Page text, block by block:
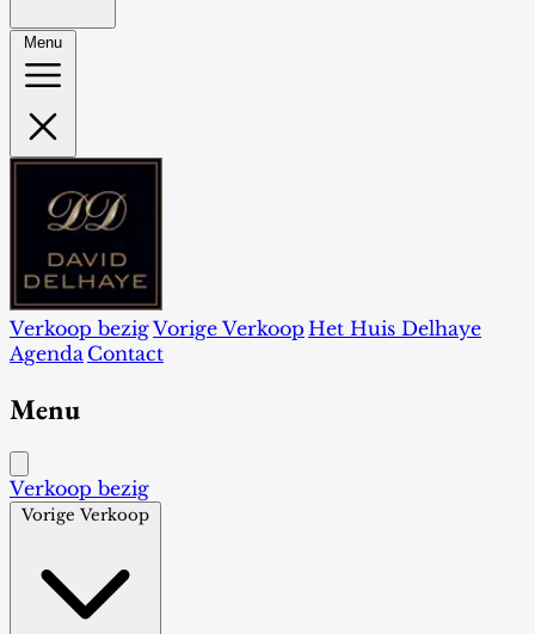
Menu
Verkoop bezigVorige Verkoop Het Huis Delhaye
Agenda Contact
Menu
Verkoop bezig
Vorige Verkoop